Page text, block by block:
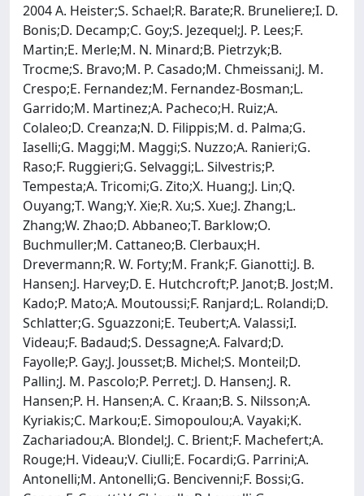
2004 A. Heister;S. Schael;R. Barate;R. Bruneliere;I. D.
Bonis;D. Decamp;C. Goy;S. Jezequel;J. P. Lees;F.
Martin;E. Merle;M. N. Minard;B. Pietrzyk;B.
Trocme;S. Bravo;M. P. Casado;M. Chmeissani;J. M.
Crespo;E. Fernandez;M. Fernandez-Bosman;L.
Garrido;M. Martinez;A. Pacheco;H. Ruiz;A.
Colaleo;D. Creanza;N. D. Filippis;M. d. Palma;G.
Iaselli;G. Maggi;M. Maggi;S. Nuzzo;A. Ranieri;G.
Raso;F. Ruggieri;G. Selvaggi;L. Silvestris;P.
Tempesta;A. Tricomi;G. Zito;X. Huang;J. Lin;Q.
Ouyang;T. Wang;Y. Xie;R. Xu;S. Xue;J. Zhang;L.
Zhang;W. Zhao;D. Abbaneo;T. Barklow;O.
Buchmuller;M. Cattaneo;B. Clerbaux;H.
Drevermann;R. W. Forty;M. Frank;F. Gianotti;J. B.
Hansen;J. Harvey;D. E. Hutchcroft;P. Janot;B. Jost;M.
Kado;P. Mato;A. Moutoussi;F. Ranjard;L. Rolandi;D.
Schlatter;G. Sguazzoni;E. Teubert;A. Valassi;I.
Videau;F. Badaud;S. Dessagne;A. Falvard;D.
Fayolle;P. Gay;J. Jousset;B. Michel;S. Monteil;D.
Pallin;J. M. Pascolo;P. Perret;J. D. Hansen;J. R.
Hansen;P. H. Hansen;A. C. Kraan;B. S. Nilsson;A.
Kyriakis;C. Markou;E. Simopoulou;A. Vayaki;K.
Zachariadou;A. Blondel;J. C. Brient;F. Machefert;A.
Rouge;H. Videau;V. Ciulli;E. Focardi;G. Parrini;A.
Antonelli;M. Antonelli;G. Bencivenni;F. Bossi;G.